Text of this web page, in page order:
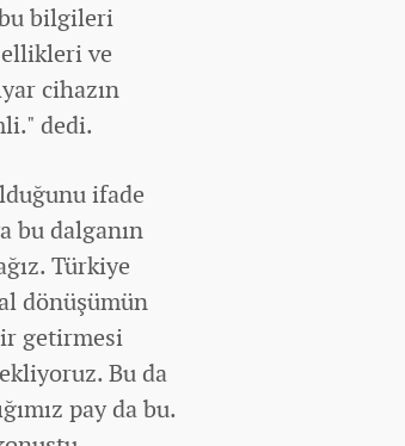
bu bilgileri
ve
cihazın
dedi.
ifade
bu dalganın
Türkiye
dönüşümün
getirmesi
Bu da
pay da bu.